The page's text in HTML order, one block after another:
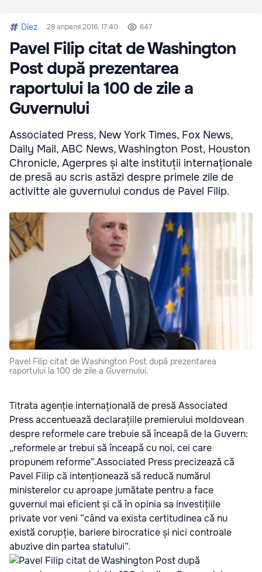
Diez 28 апреля 2016, 17:40 647
Pavel Filip citat de Washington
Post după prezentarea
raportului la 100 de zile a
Guvernului
Associated Press, New York Times, Fox News,
Daily Mail, ABC News, Washington Post, Houston
Chronicle, Agerpres și alte instituții internaționale
de presă au scris astăzi despre primele zile de
activitte ale guvernului condus de Pavel Filip.
Pavel Filip citat de Washington Post după prezentarea
raportului la 100 de zile a Guvernului.
Titrata agenție internațională de presă Associated
Press accentuează declarațiile premierului moldovean
despre reformele care trebuie să înceapă de la Guvern:
„reformele ar trebui să înceapă cu noi, cei care
propunem reforme”.Associated Press precizează că
Pavel Filip că intenționează să reducă numărul
ministerelor cu aproape jumătate pentru a face
guvernul mai eficient și că în opinia sa investițiile
private vor veni “când va exista certitudinea că nu
există corupție, bariere birocratice și nici controale
abuzive din partea statului”.